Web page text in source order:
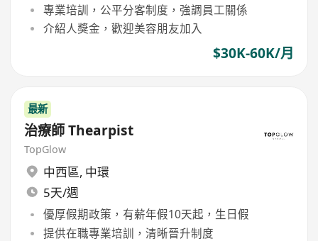
專業培訓，公平分客制度，強調員工關係
介紹人獎金，歡迎美容朋友加入
$30K-60K/月
最新
治療師 Thearpist
TopGlow
中西區, 中環
5天/週
優厚假期政策，有薪年假10天起，生日假
提供在職專業培訓，清晰晉升制度